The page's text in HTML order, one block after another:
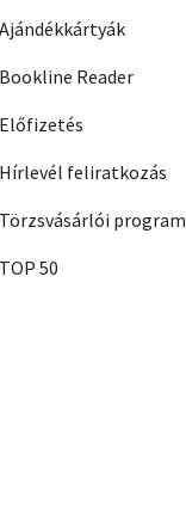
Ajándékkártyák
Bookline Reader
Előfizetés
Hírlevél feliratkozás
Törzsvásárlói program
TOP 50